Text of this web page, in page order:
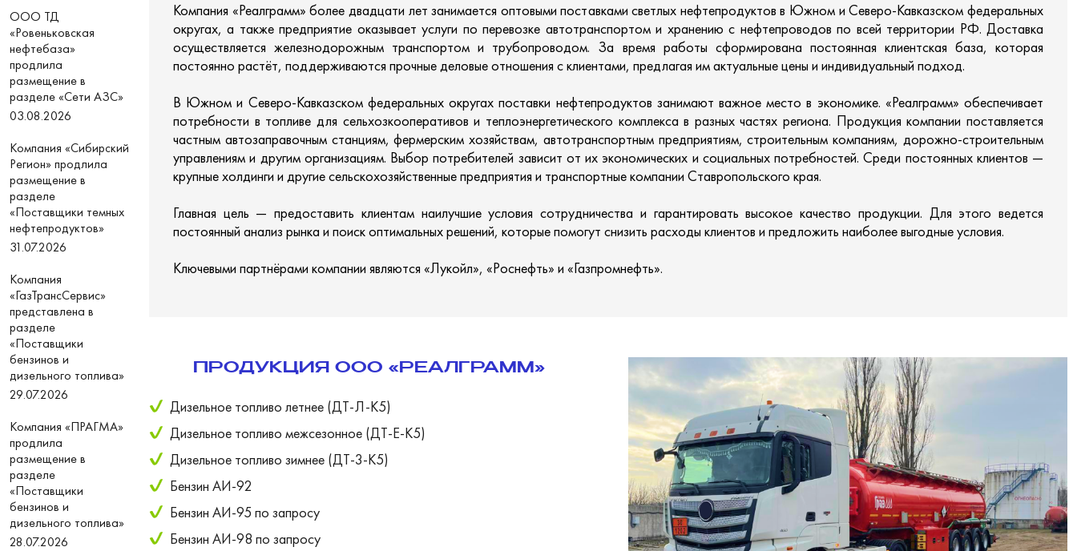
ООО ТД
«Ровеньковская
нефтебаза»
продлила
размещение в
разделе «Сети АЗС»
03.08.2026
Компания «Сибирский
Регион» продлила
размещение в
разделе
«Поставщики темных
нефтепродуктов»
31.07.2026
Компания
«ГазТрансСервис»
представлена в
разделе
«Поставщики
бензинов и
дизельного топлива»
29.07.2026
Компания «ПРАГМА»
продлила
размещение в
разделе
«Поставщики
бензинов и
дизельного топлива»
28.07.2026
Компания «Реалграмм» более двадцати лет занимается оптовыми поставками светлых нефтепродуктов в Южном и Северо-Кавказском федеральных
округах, а также предприятие оказывает услуги по перевозке автотранспортом и хранению с нефтепроводов по всей территории РФ. Доставка
осуществляется железнодорожным транспортом и трубопроводом. За время работы сформирована постоянная клиентская база, которая
постоянно растёт, поддерживаются прочные деловые отношения с клиентами, предлагая им актуальные цены и индивидуальный подход.
В Южном и Северо-Кавказском федеральных округах поставки нефтепродуктов занимают важное место в экономике. «Реалграмм» обеспечивает
потребности в топливе для сельхозкооперативов и теплоэнергетического комплекса в разных частях региона. Продукция компании поставляется
частным автозаправочным станциям, фермерским хозяйствам, автотранспортным предприятиям, строительным компаниям, дорожно-строительным
управлениям и другим организациям. Выбор потребителей зависит от их экономических и социальных потребностей. Среди постоянных клиентов —
крупные холдинги и другие сельскохозяйственные предприятия и транспортные компании Ставропольского края.
Главная цель — предоставить клиентам наилучшие условия сотрудничества и гарантировать высокое качество продукции. Для этого ведется
постоянный анализ рынка и поиск оптимальных решений, которые помогут снизить расходы клиентов и предложить наиболее выгодные условия.
Ключевыми партнёрами компании являются «Лукойл», «Роснефть» и «Газпромнефть».
ПРОДУКЦИЯ ООО «РЕАЛГРАММ»
Дизельное топливо летнее (ДТ-Л-К5)
Дизельное топливо межсезонное (ДТ-Е-К5)
Дизельное топливо зимнее (ДТ-3-К5)
Бензин АИ-92
Бензин АИ-95 по запросу
Бензин АИ-98 по запросу